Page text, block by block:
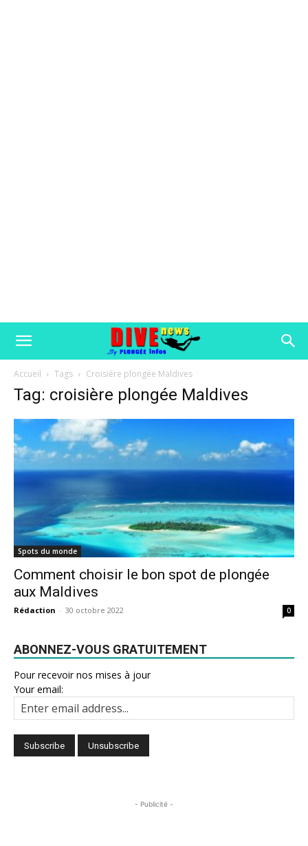
Accueil Tags Croisière plongée Maldives
Tag: croisière plongée Maldives
Spots du monde
Comment choisir le bon spot de plongée
aux Maldives
Rédaction - 30 octobre 2022 0
ABONNEZ-VOUS GRATUITEMENT
Pour recevoir nos mises à jour
Your email:
- Publicité -